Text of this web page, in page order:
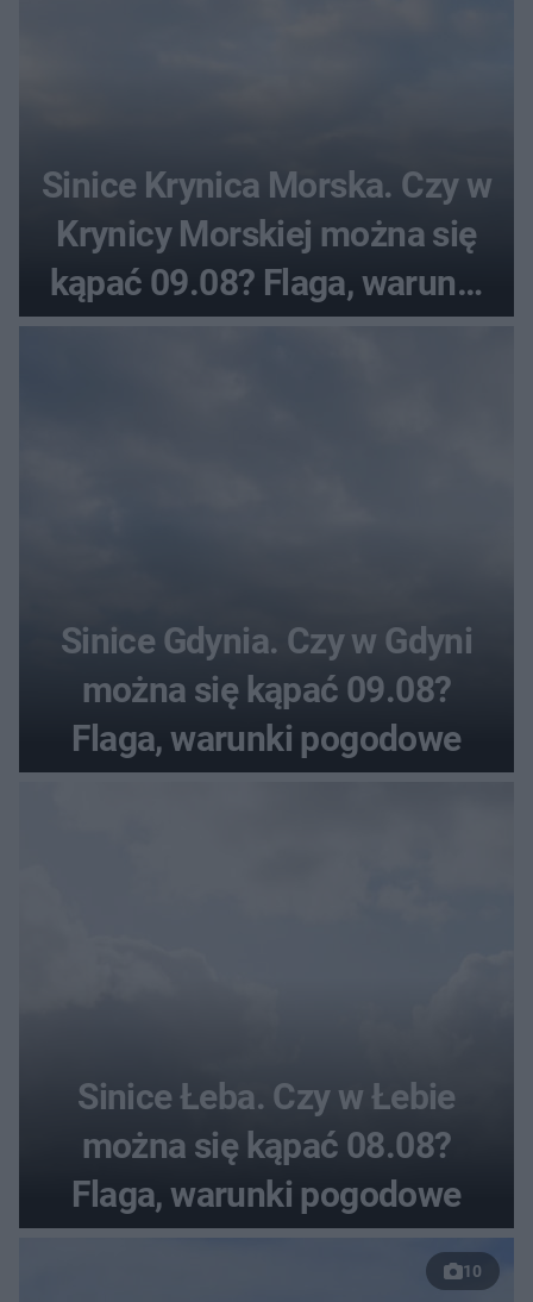
Sinice Krynica Morska. Czy w
Krynicy Morskiej można się
kąpać 09.08? Flaga, warunki
Sinice Gdynia. Czy w Gdyni
można się kąpać 09.08?
Flaga, warunki pogodowe
Sinice Łeba. Czy w Łebie
można się kąpać 08.08?
Flaga, warunki pogodowe
10